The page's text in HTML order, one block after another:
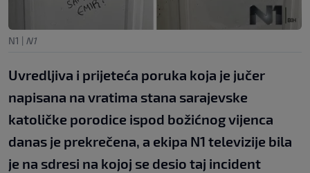
N1 | N1
Uvredljiva i prijeteća poruka koja je jučer
napisana na vratima stana sarajevske
katoličke porodice ispod božićnog vijenca
danas je prekrečena, a ekipa N1 televizije bila
je na sdresi na kojoj se desio taj incident